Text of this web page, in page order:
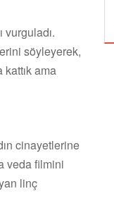
vurguladı.
söyleyerek,
kattık ama
cinayetlerine
veda filmini
linç